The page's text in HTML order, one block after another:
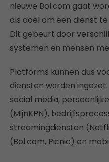
nieuwe Bol.com gaat
als doel om een dienst
Dit gebeurt door
systemen en mensen
Platforms kunnen dus
diensten worden
social media,
(MijnKPN),
streamingdiensten
(Bol.com, Picnic) en